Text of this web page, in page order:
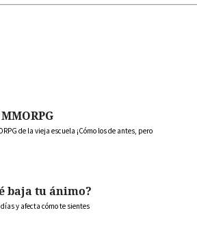
de la vieja escuela ¡Cómo los de antes, pero
baja tu ánimo?
y afecta cómo te sientes